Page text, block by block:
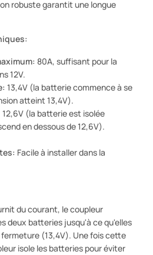
robuste garantit une longue
80A, suffisant pour la
12V.
13,4V (la batterie commence à se
atteint 13,4V).
12,6V (la batterie est isolée
en dessous de 12,6V).
Facile à installer dans la
du courant, le coupleur
deux batteries jusqu'à ce qu'elles
(13,4V). Une fois cette
isole les batteries pour éviter